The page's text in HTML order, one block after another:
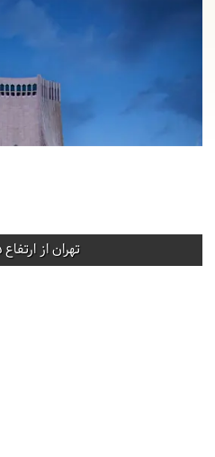
تهران از ارتفاع 435 متری